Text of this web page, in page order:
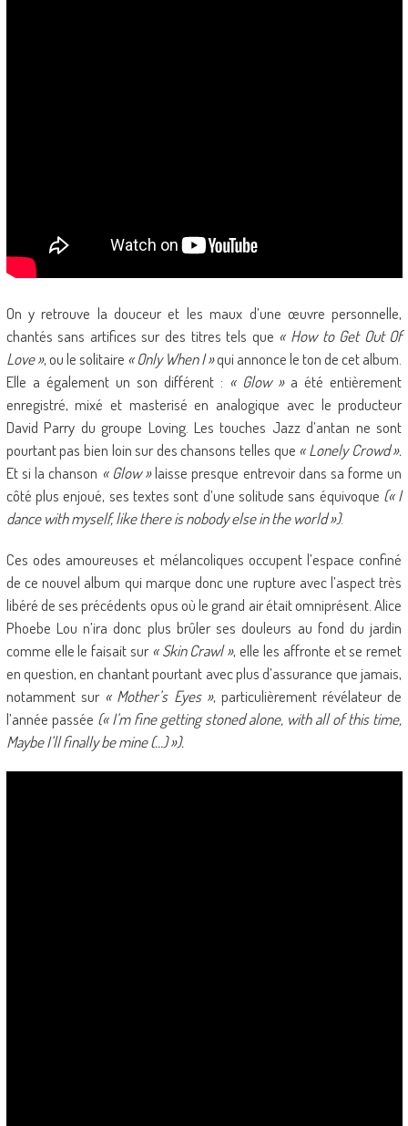
On y retrouve la douceur et les maux d’une œuvre personnelle,
chantés sans artifices sur des titres tels que « How to Get Out Of
Love », ou le solitaire « Only When I »qui annonce le ton de cet album.
Elle a également un son différent : « Glow »a été entièrement
enregistré, mixé et masterisé en analogique avec le producteur
David Parry du groupe Loving. Les touches Jazz d’antan ne sont
pourtant pas bien loin sur des chansons telles que « Lonely Crowd ».
Et si la chanson « Glow »laisse presque entrevoir dans sa forme un
côté plus enjoué, ses textes sont d’une solitude sans équivoque (« I
dance with myself, like there is nobody else in the world »).
Ces odes amoureuses et mélancoliques occupent l’espace confiné
de ce nouvel album qui marque donc une rupture avec l’aspect très
libéré de ses précédents opus où le grand air était omniprésent. Alice
Phoebe Lou n’ira donc plus brûler ses douleurs au fond du jardin
comme elle le faisait sur« Skin Crawl », elle les affronte et se remet
en question, en chantant pourtant avec plus d’assurance que jamais,
notamment sur « Mother’s Eyes », particulièrement révélateur de
l’année passée (« I’m fine getting stoned alone, with all of this time,
Maybe I’ll finally be mine (…) »).